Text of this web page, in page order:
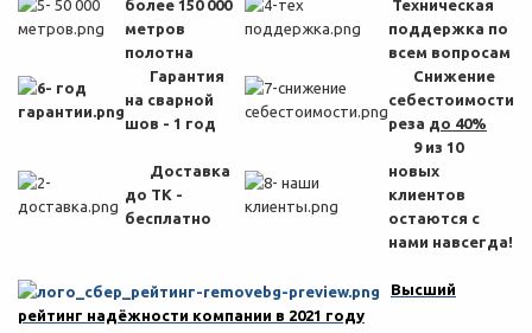
более 150 000
метров
полотна
Техническая
поддержка по
всем вопросам
Гарантия
на сварной
шов - 1 год
Снижение
себестоимости
реза до 40%
Доставка
до ТК -
бесплатно
9 из 10
новых
клиентов
остаются с
нами навсегда!
Высший
рейтинг надёжности компании в 2021 году